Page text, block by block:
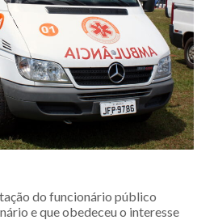
do funcionário público
e que obedeceu o interesse